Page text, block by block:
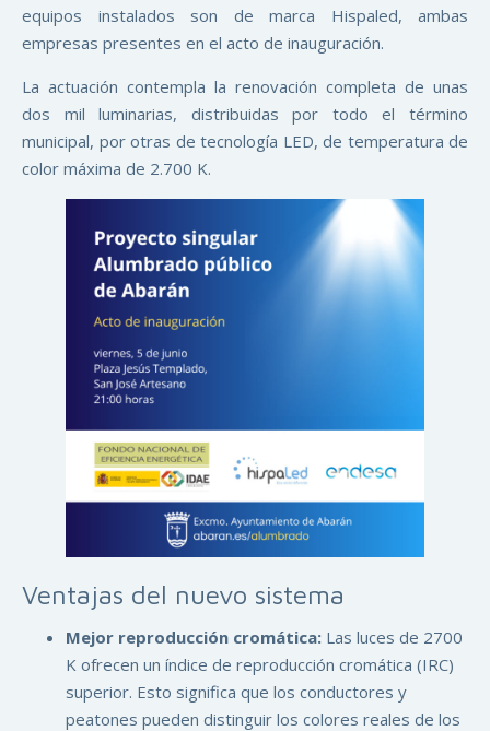
equipos instalados son de marca Hispaled, ambas
empresas presentes en el acto de inauguración.
La actuación contempla la renovación completa de unas
dos mil luminarias, distribuidas por todo el término
municipal, por otras de tecnología LED, de temperatura de
color máxima de 2.700 K.
Ventajas del nuevo sistema
Mejor reproducción cromática: Las luces de 2700
K ofrecen un índice de reproducción cromática (IRC)
superior. Esto significa que los conductores y
peatones pueden distinguir los colores reales de los